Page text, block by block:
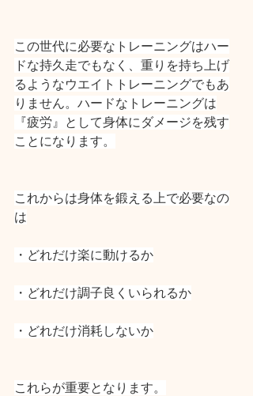
この世代に必要なトレーニングはハー
ドな持久走でもなく、重りを持ち上げ
るようなウエイトトレーニングでもあ
りません。ハードなトレーニングは
『疲労』として身体にダメージを残す
ことになります。
これからは身体を鍛える上で必要なの
は
・どれだけ楽に動けるか
・どれだけ調子良くいられるか
・どれだけ消耗しないか
これらが重要となります。